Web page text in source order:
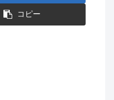
コピー